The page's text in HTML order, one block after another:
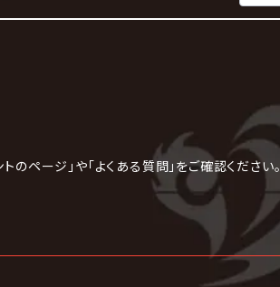
ページ」や「よくある質問」をご確認ください。